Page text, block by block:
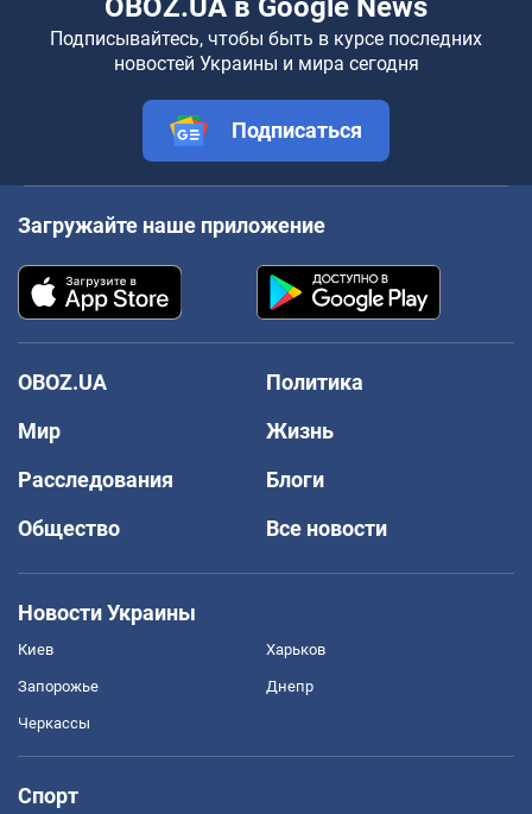
OBOZ.UA в Google News
Подписывайтесь, чтобы быть в курсе последних
новостей Украины и мира сегодня
Подписаться
Загружайте наше приложение
OBOZ.UA
Политика
Мир
Жизнь
Расследования
Блоги
Общество
Все новости
Новости Украины
Киев Харьков
Запорожье Днепр
Черкассы
Спорт